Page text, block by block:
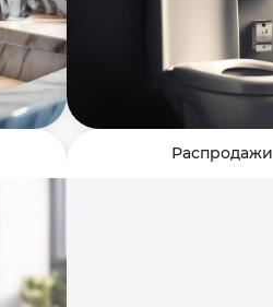
Распродажи